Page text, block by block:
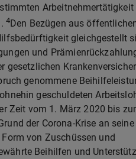
Arbeitnehmertätigkeit
4 Den Bezügen aus
gleichgestellt
und
gesetzlichen
genommene
geschuldeten
Zeit vom 1. März 2020 bis
der Corona-Krise an seine
von Zuschüssen und
Beihilfen und